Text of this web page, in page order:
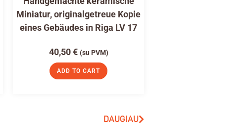
Miniatur, originalgetreue Kopie
eines Gebäudes in Riga LV 17
40,50€ (su PVM)
ADD TO CART
DAUGIAU